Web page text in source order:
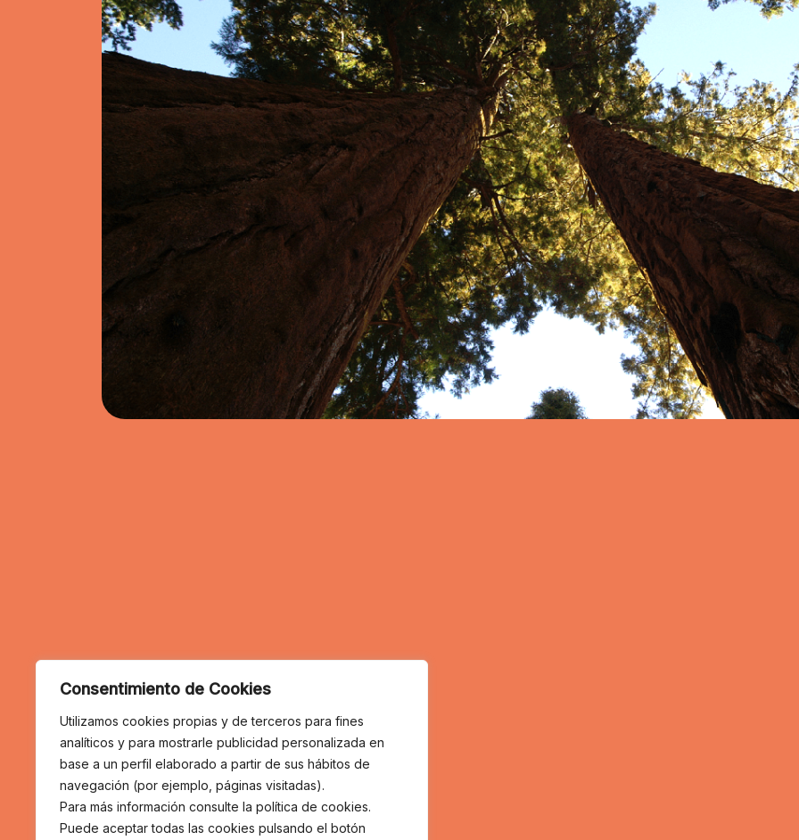
Consentimiento de Cookies
Utilizamos cookies propias y de terceros para fines
analíticos y para mostrarle publicidad personalizada en
base a un perfil elaborado a partir de sus hábitos de
navegación (por ejemplo, páginas visitadas).
Para más información consulte la política de cookies.
Puede aceptar todas las cookies pulsando el botón